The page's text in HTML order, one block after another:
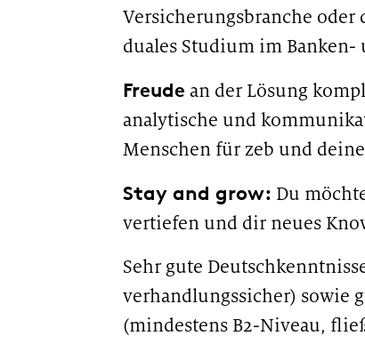
Versicherungsbranche
duales Studium im
Freude an der Lösung
analytische und
Menschen für zeb und
Stay and grow: Du
vertiefen und dir neues
Sehr gute
verhandlungssicher) sowie
(mindestens B2-Niveau,